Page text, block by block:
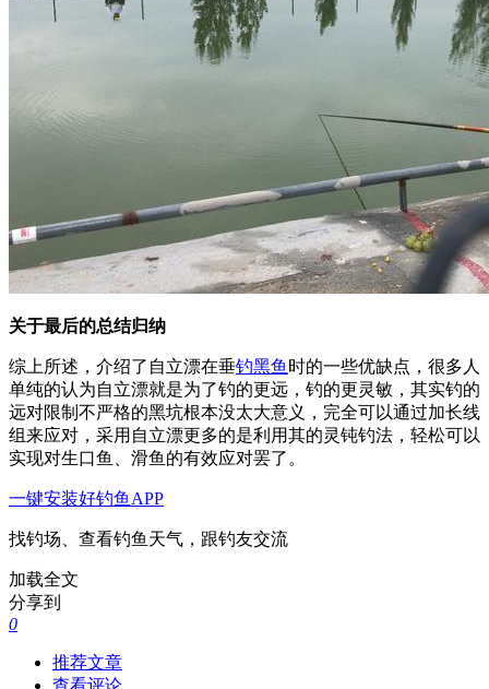
关于最后的总结归纳
综上所述，介绍了自立漂在垂钓黑鱼 时的一些优缺点，很多人
单纯的认为自立漂就是为了钓的更远，钓的更灵敏，其实钓的
远对限制不严格的黑坑根本没太大意义，完全可以通过加长线
组来应对，采用自立漂更多的是利用其的灵钝钓法，轻松可以
实现对生口鱼、滑鱼的有效应对罢了。
一键安装好钓鱼APP
找钓场、查看钓鱼天气，跟钓友交流
加载全文
分享到
0
推荐文章
查看评论